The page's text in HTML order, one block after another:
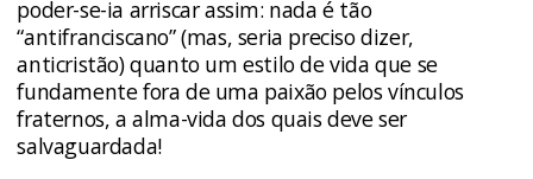
poder-se-ia arriscar assim: nada é tão
“antifranciscano” (mas, seria preciso dizer,
anticristão) quanto um estilo de vida que se
fundamente fora de uma paixão pelos vínculos
fraternos, a alma-vida dos quais deve ser
salvaguardada!